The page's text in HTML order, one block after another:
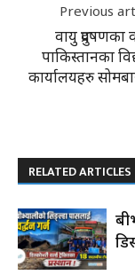
Previous
वायु प्रदुषणका
पाकिस्तानका
कार्यालयहरु
RELATED ARTICLES